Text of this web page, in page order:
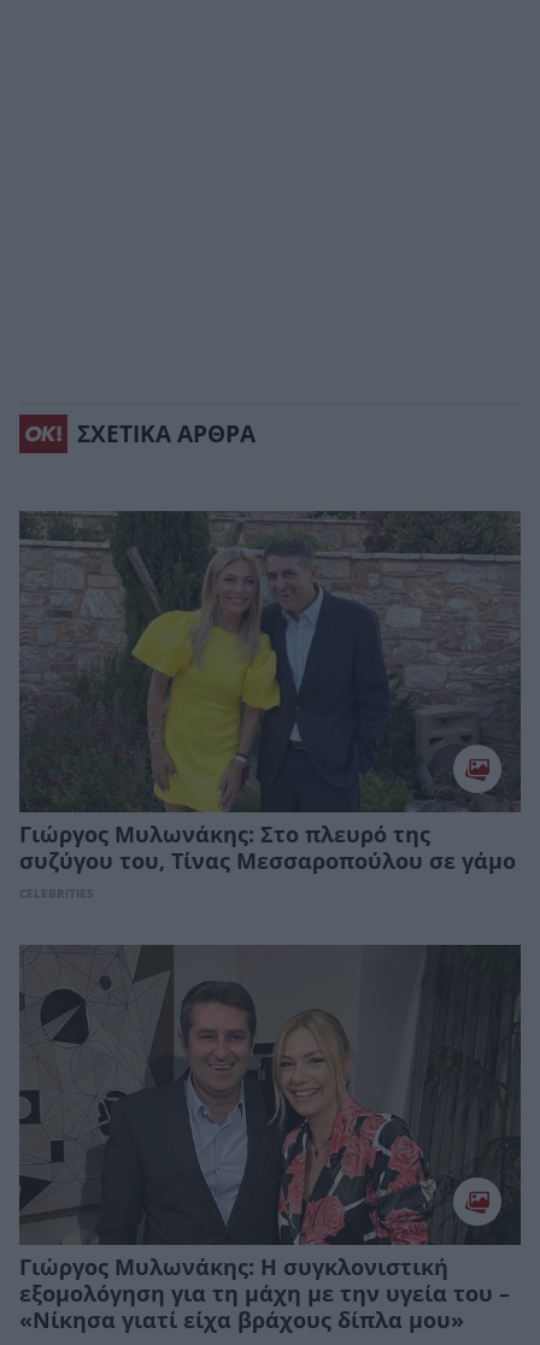
ΣΧΕΤΙΚΑ ΑΡΘΡΑ
Γιώργος Μυλωνάκης: Στο πλευρό της
συζύγου του, Τίνας Μεσσαροπούλου σε γάμο
CELEBRITIES
Γιώργος Μυλωνάκης: Η συγκλονιστική
εξομολόγηση για τη μάχη με την υγεία του –
«Νίκησα γιατί είχα βράχους δίπλα μου»